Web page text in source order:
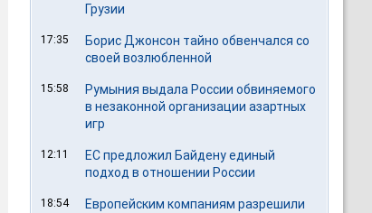
Грузии
17:35
Борис Джонсон тайно обвенчался со
своей возлюбленной
15:58
Румыния выдала России обвиняемого
в незаконной организации азартных
игр
12:11
ЕС предложил Байдену единый
подход в отношении России
18:54
Европейским компаниям разрешили